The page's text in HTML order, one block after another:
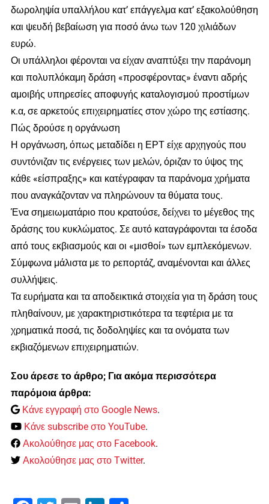
δωροληψία υπαλλήλου κατ’ επάγγελμα κατ’ εξακολούθηση
και ψευδή βεβαίωση για ποσό άνω των 120 χιλιάδων
ευρώ.
Οι υπάλληλοι φέρονται να είχαν αναπτύξει την παράνομη
και πολυπλόκαμη δράση «προσφέροντας» έναντι αδρής
αμοιβής υπηρεσίες αποφυγής καταλογισμού προστίμων
κ.α, σε αρκετούς επιχειρηματίες στον χώρο της εστίασης.
Πώς δρούσε η οργάνωση
Η οργάνωση, όπως μεταδίδει η ΕΡΤ είχε αρχηγούς που
συντόνιζαν τις ενέργειες των μελών, όριζαν το ύψος της
κάθε «είσπραξης» και κατέγραφαν τα παράνομα χρήματα
που αναγκάζονταν να πληρώνουν τα θύματα τους.
Ένα σημειωματάριο που κρατούσε, δείχνει το μέγεθος της
δράσης του κυκλώματος. Σε αυτό καταγράφονται τα έσοδα
από τους εκβιασμούς και οι «μισθοί» των εμπλεκόμενων.
Σύμφωνα μάλιστα με το ρεπορτάζ, αναμένονται και άλλες
συλλήψεις.
Τα ευρήματα και τα αποδεικτικά στοιχεία για τη δράση τους
πληθαίνουν, με χαρακτηριστικότερα τα τεφτέρια με τα
χρηματικά ποσά, τις δοδοληψίες και τα ονόματα των
εκβιαζόμενων επιχειρηματιών.
Σου άρεσε το άρθρο; Για ακόμα περισσότερα
παρόμοια άρθρα:
Κάνε εγγραφή στο Google News.
Κάνε subscribe στο YouTube.
Ακολούθησε μας στο Facebook.
Ακολούθησε μας στο Twitter.